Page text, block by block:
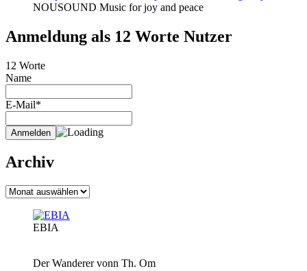
NOUSOUND Music for joy and peace
Anmeldung als 12 Worte Nutzer
12 Worte
Name
E-Mail*
Archiv
Archiv
EBIA
Der Wanderer vonn Th. Om